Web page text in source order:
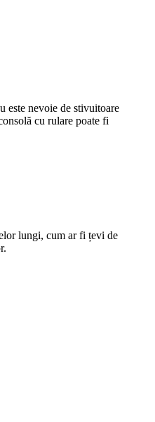
este nevoie de stivuitoare
cu rulare poate fi
lungi, cum ar fi țevi de